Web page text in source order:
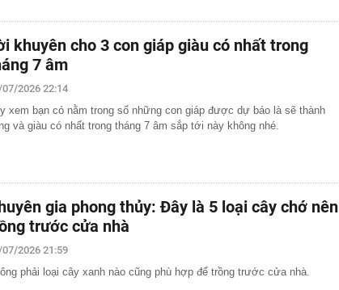
chiến sĩ đồng loạt ra quân lúc rạng sáng, kiểm tra 155
mối
phủ chuyển Bộ Công an thông tin 7 cá nhân bán vàng
gốc, giao dịch hơn 2.000 tỷ đồng, 6 doanh nghiệp kê
8, Đại học Bách khoa Hà Nội công bố điểm chuẩn 68
qua đời
Nam đá bán kết ASEAN Cup 2026, hàng nghìn
'Điều tôi lo ngại nhất không phải là một vài
cảm...'
khuyên cho 3 con giáp giàu có nhất trong
7 âm
2026 22:14
xem bạn có nằm trong số những con giáp được dự báo là sẽ thành
và giàu có nhất trong tháng 7 âm sắp tới này không nhé.
gia phong thủy: Đây là 5 loại cây chớ nên
trước cửa nhà
2026 21:59
phải loại cây xanh nào cũng phù hợp để trồng trước cửa nhà.